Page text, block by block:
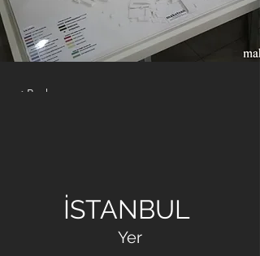
< Back
İSTANBUL
Yer